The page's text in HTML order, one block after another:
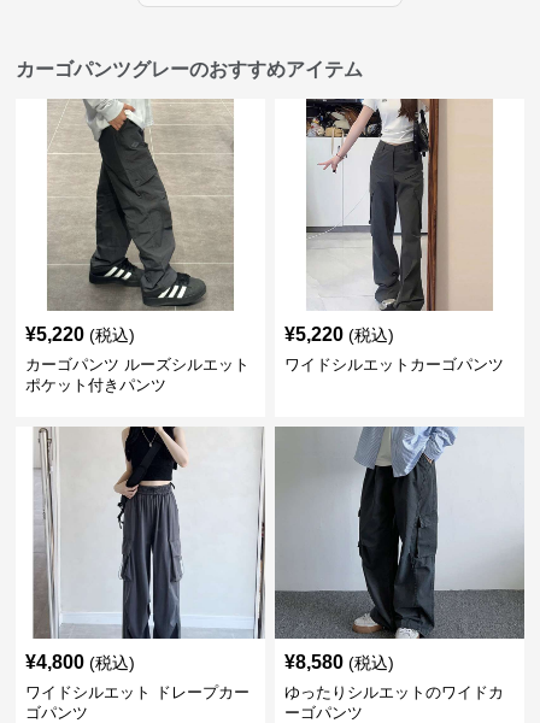
カーゴパンツグレーのおすすめアイテム
¥5,220 (税込)
カーゴパンツ ルーズシルエット
ポケット付きパンツ
¥5,220 (税込)
ワイドシルエットカーゴパンツ
¥4,800 (税込)
ワイドシルエット ドレープカー
ゴパンツ
¥8,580 (税込)
ゆったりシルエットのワイドカ
ーゴパンツ